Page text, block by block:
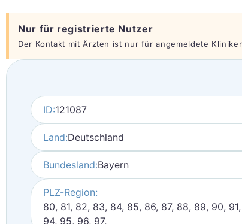
Nur für registrierte Nutzer
Der Kontakt mit Ärzten ist nur für angemeldete
ID:121087
Land:Deutschland
Bundesland:Bayern
PLZ-Region:
80, 81, 82, 83, 84, 85, 86, 87, 88, 89, 90,
94, 95, 96, 97,